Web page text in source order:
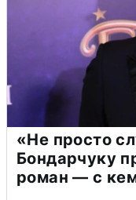
«Не просто
Бондарчуку
роман — с